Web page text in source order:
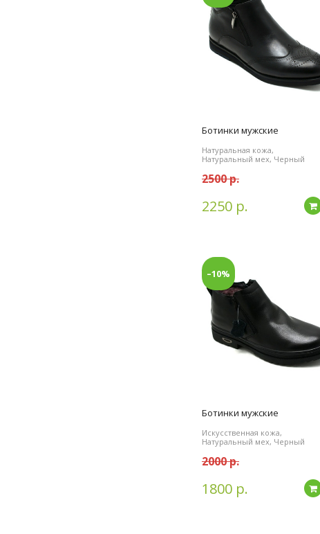
Ботинки мужские
Натуральная кожа,
Натуральный мех, Черный
2500 р.
2250 р.
–10%
Ботинки мужские
Искусственная кожа,
Натуральный мех, Черный
2000 р.
1800 р.